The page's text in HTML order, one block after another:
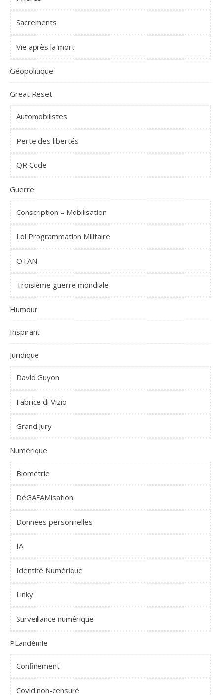
Sacrements
Vie après la mort
Géopolitique
Great Reset
Automobilistes
Perte des libertés
QR Code
Guerre
Conscription – Mobilisation
Loi Programmation Militaire
OTAN
Troisième guerre mondiale
Humour
Inspirant
Juridique
David Guyon
Fabrice di Vizio
Grand Jury
Numérique
Biométrie
DéGAFAMisation
Données personnelles
IA
Identité Numérique
Linky
Surveillance numérique
PLandémie
Confinement
Covid non-censuré